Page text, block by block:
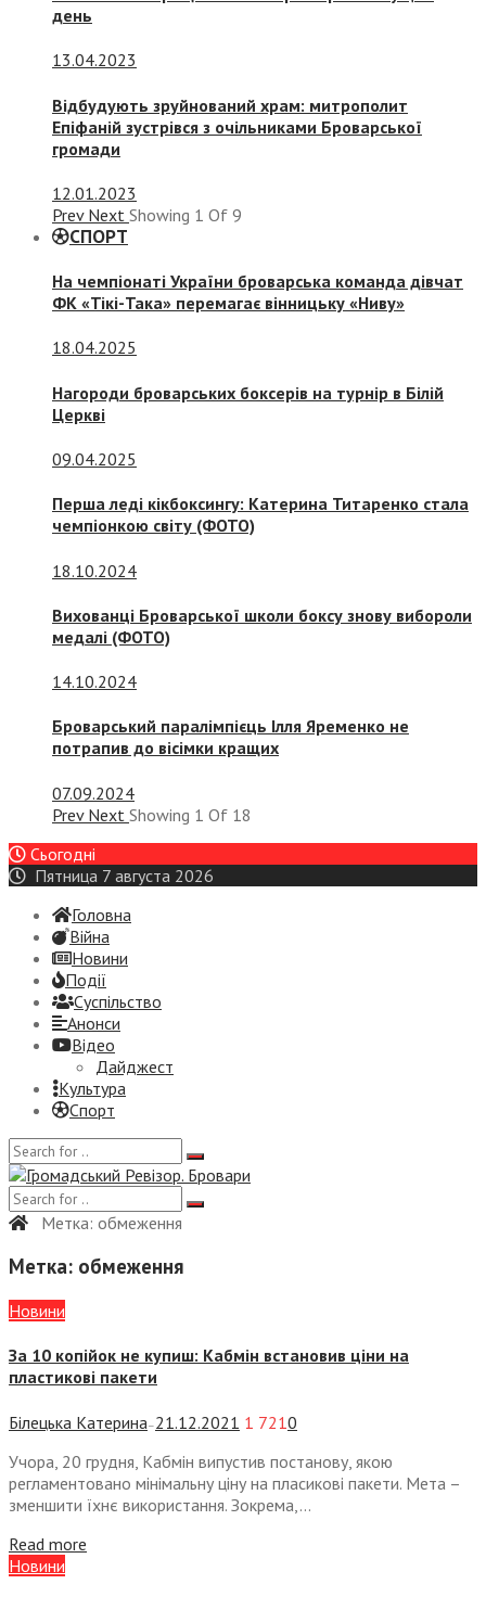
день
13.04.2023
Відбудують зруйнований храм: митрополит
Епіфаній зустрівся з очільниками Броварської
громади
12.01.2023
Prev Next Showing 1 Of 9
СПОРТ
На чемпіонаті України броварська команда дівчат
ФК «Тікі-Така» перемагає вінницьку «Ниву»
18.04.2025
Нагороди броварських боксерів на турнір в Білій
Церкві
09.04.2025
Перша леді кікбоксингу: Катерина Титаренко стала
чемпіонкою світу (ФОТО)
18.10.2024
Вихованці Броварської школи боксу знову вибороли
медалі (ФОТО)
14.10.2024
Броварський паралімпієць Ілля Яременко не
потрапив до вісімки кращих
07.09.2024
Prev Next Showing 1 Of 18
Сьогодні
Пятница 7 августа 2026
Головна
Війна
Новини
Події
Суспiльство
Анонси
Відео
Дайджест
Культура
Спорт
Метка: обмеження
Метка: обмеження
Новини
За 10 копійок не купиш: Кабмін встановив ціни на
пластикові пакети
Білецька Катерина — 21.12.2021 1 7210
Учора, 20 грудня, Кабмін випустив постанову, якою
регламентовано мінімальну ціну на пласикові пакети. Мета –
зменшити їхнє використання. Зокрема,...
Read more
Новини